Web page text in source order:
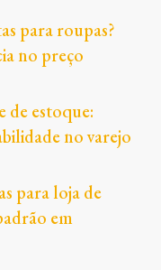
para roupas?
no preço
de estoque:
no varejo
para loja de
em